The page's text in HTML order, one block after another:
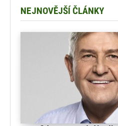
NEJNOVĚJŠÍ ČLÁNKY